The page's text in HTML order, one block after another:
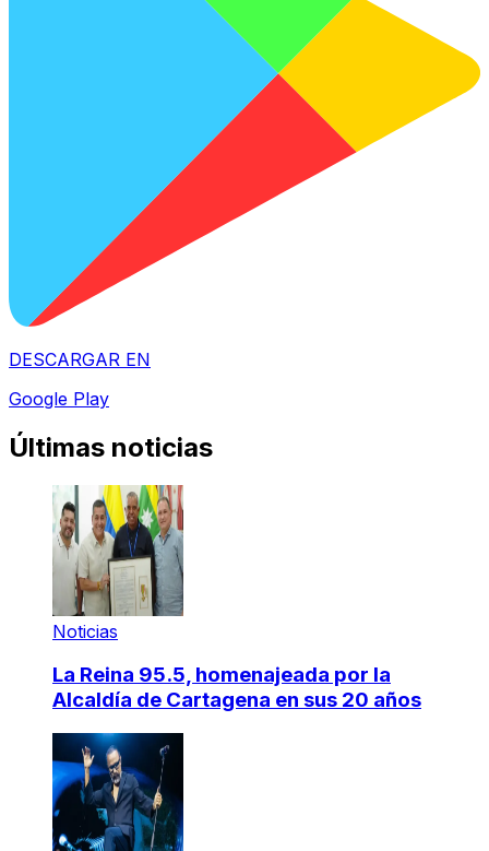
DESCARGAR EN
Google Play
Últimas noticias
Noticias
La Reina 95.5, homenajeada por la
Alcaldía de Cartagena en sus 20 años